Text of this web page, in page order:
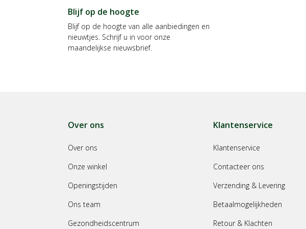
Blijf op de hoogte
Blijf op de hoogte van alle aanbiedingen en
nieuwtjes. Schrijf u in voor onze
maandelijkse nieuwsbrief.
Over ons
Over ons
Onze winkel
Openingstijden
Ons team
Gezondheidscentrum
Klantenservice
Klantenservice
Contacteer ons
Verzending & Levering
Betaalmogelijkheden
Retour & Klachten